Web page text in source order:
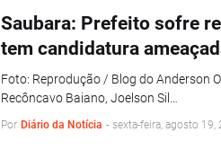
Saubara: Prefeito sofre
tem candidatura
Foto: Reprodução / Blog do Anderson
Recôncavo Baiano, Joelson Sil…
Por Diário da Notícia - sexta-feira, agosto 19,